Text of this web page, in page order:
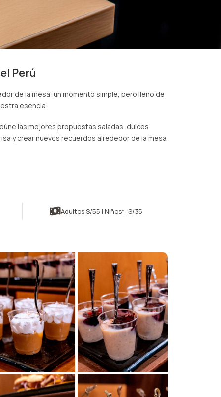
Perú
de la mesa: un momento simple, pero lleno de
esencia.
las mejores propuestas saladas, dulces
y crear nuevos recuerdos alrededor de la mesa.
Adultos S/55 | Niños*: S/35